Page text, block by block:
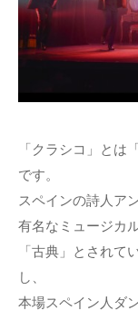
「クラシコ」とは
です。
スペインの詩人ア
有名なミュージカ
「古典」とされて
し、
本場スペイン人ダ